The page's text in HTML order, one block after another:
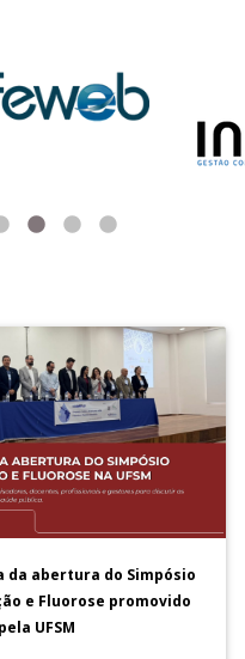
da abertura do Simpósio
e Fluorose promovido
pela UFSM